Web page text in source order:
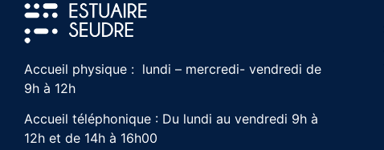
Accueil physique : lundi – mercredi- vendredi de
9h à 12h
Accueil téléphonique : Du lundi au vendredi 9h à
12h et de 14h à 16h00